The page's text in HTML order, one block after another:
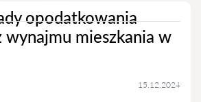
opodatkowania
wynajmu mieszkania w
15.12.2024